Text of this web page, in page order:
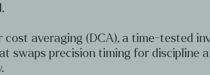
cost averaging (DCA), a time-tested
swaps precision timing for discipline